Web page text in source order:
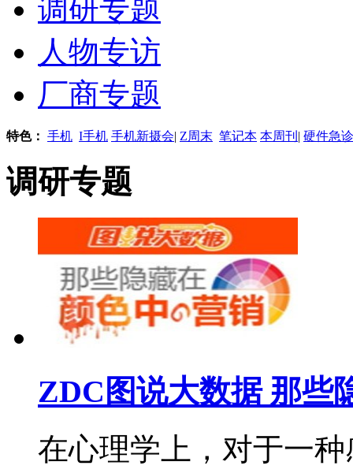
调研专题
人物专访
厂商专题
特色： 手机 I手机 手机新摄会| Z周末 笔记本 本周刊 | 硬件急
调研专题
ZDC图说大数据 那些
在心理学上，对于一